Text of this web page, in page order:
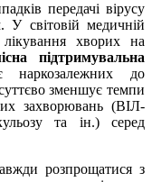
передачі вірусу
У світовій медичній
хворих на
підтримувальна
до
зменшує темпи
захворювань (ВІЛ-
та ін.) серед
розпрощатися з